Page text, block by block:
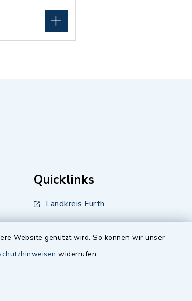
Website genutzt wird. So können wir unser
widerrufen.
Quicklinks
Landkreis Fürth
Dillenberggruppe